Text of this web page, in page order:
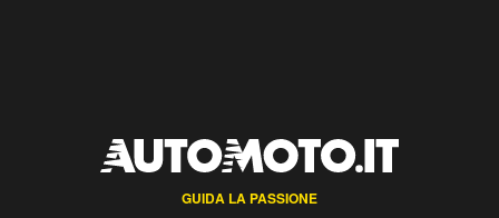
GUIDA LA PASSIONE